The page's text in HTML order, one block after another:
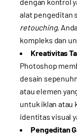
dengan kontrol
alat pengeditan
retouching,
kompleks dan
Kreativitas
Photoshop
desain
atau elemen
untuk iklan atau
identitas visual
Pengeditan